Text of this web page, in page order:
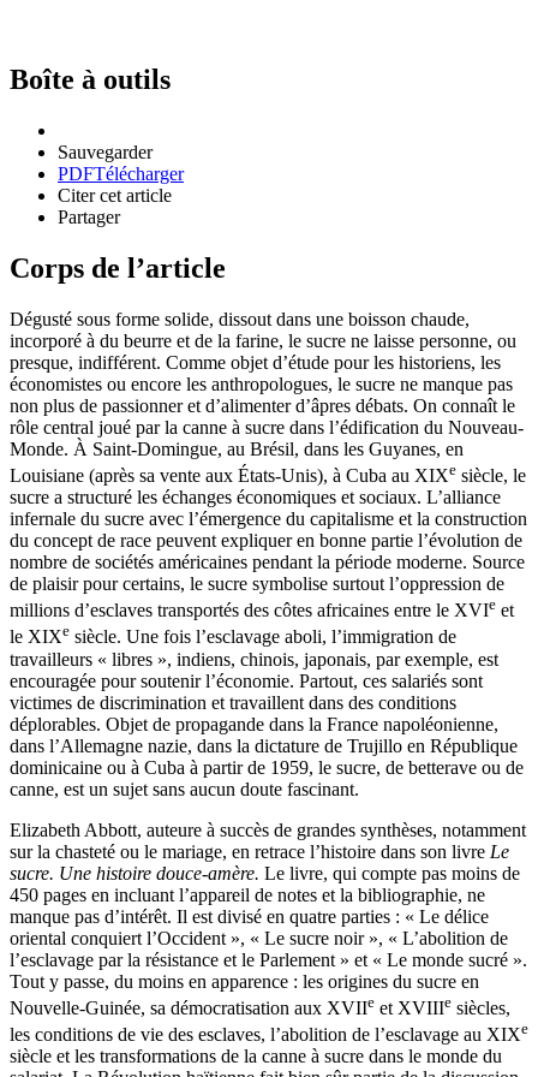
Boîte à outils
Sauvegarder
PDFTélécharger
Citer cet article
Partager
Corps de l’article
Dégusté sous forme solide, dissout dans une boisson chaude,
incorporé à du beurre et de la farine, le sucre ne laisse personne, ou
presque, indifférent. Comme objet d’étude pour les historiens, les
économistes ou encore les anthropologues, le sucre ne manque pas
non plus de passionner et d’alimenter d’âpres débats. On connaît le
rôle central joué par la canne à sucre dans l’édification du Nouveau-
Monde. À Saint-Domingue, au Brésil, dans les Guyanes, en
Louisiane (après sa vente aux États-Unis), à Cuba au XIXe siècle, le
sucre a structuré les échanges économiques et sociaux. L’alliance
infernale du sucre avec l’émergence du capitalisme et la construction
du concept de race peuvent expliquer en bonne partie l’évolution de
nombre de sociétés américaines pendant la période moderne. Source
de plaisir pour certains, le sucre symbolise surtout l’oppression de
millions d’esclaves transportés des côtes africaines entre le XVIe et
le XIXe siècle. Une fois l’esclavage aboli, l’immigration de
travailleurs « libres », indiens, chinois, japonais, par exemple, est
encouragée pour soutenir l’économie. Partout, ces salariés sont
victimes de discrimination et travaillent dans des conditions
déplorables. Objet de propagande dans la France napoléonienne,
dans l’Allemagne nazie, dans la dictature de Trujillo en République
dominicaine ou à Cuba à partir de 1959, le sucre, de betterave ou de
canne, est un sujet sans aucun doute fascinant.
Elizabeth Abbott, auteure à succès de grandes synthèses, notamment
sur la chasteté ou le mariage, en retrace l’histoire dans son livre Le
sucre. Une histoire douce-amère. Le livre, qui compte pas moins de
450 pages en incluant l’appareil de notes et la bibliographie, ne
manque pas d’intérêt. Il est divisé en quatre parties : « Le délice
oriental conquiert l’Occident », « Le sucre noir », « L’abolition de
l’esclavage par la résistance et le Parlement » et « Le monde sucré ».
Tout y passe, du moins en apparence : les origines du sucre en
Nouvelle-Guinée, sa démocratisation aux XVIIe et XVIIIe siècles,
les conditions de vie des esclaves, l’abolition de l’esclavage au XIXe
siècle et les transformations de la canne à sucre dans le monde du